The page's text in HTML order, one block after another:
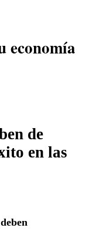
economía
de
en las